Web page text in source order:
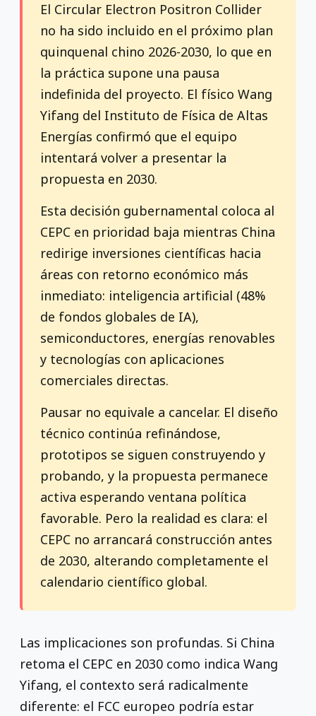
El Circular Electron Positron Collider
no ha sido incluido en el próximo plan
quinquenal chino 2026-2030, lo que en
la práctica supone una pausa
indefinida del proyecto. El físico Wang
Yifang del Instituto de Física de Altas
Energías confirmó que el equipo
intentará volver a presentar la
propuesta en 2030.
Esta decisión gubernamental coloca al
CEPC en prioridad baja mientras China
redirige inversiones científicas hacia
áreas con retorno económico más
inmediato: inteligencia artificial (48%
de fondos globales de IA),
semiconductores, energías renovables
y tecnologías con aplicaciones
comerciales directas.
Pausar no equivale a cancelar. El diseño
técnico continúa refinándose,
prototipos se siguen construyendo y
probando, y la propuesta permanece
activa esperando ventana política
favorable. Pero la realidad es clara: el
CEPC no arrancará construcción antes
de 2030, alterando completamente el
calendario científico global.
Las implicaciones son profundas. Si China
retoma el CEPC en 2030 como indica Wang
Yifang, el contexto será radicalmente
diferente: el FCC europeo podría estar